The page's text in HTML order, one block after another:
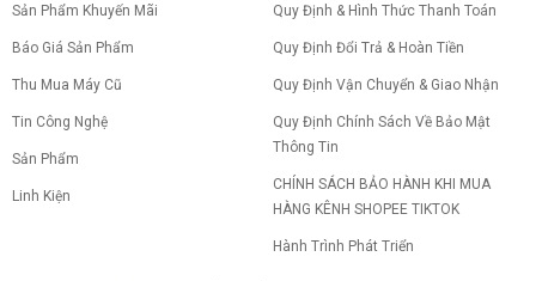
Sản Phẩm Khuyến Mãi
Báo Giá Sản Phẩm
Thu Mua Máy Cũ
Tin Công Nghệ
Sản Phẩm
Linh Kiện
Quy Định & Hình Thức Thanh Toán
Quy Định Đổi Trả & Hoàn Tiền
Quy Định Vận Chuyển & Giao Nhận
Quy Định Chính Sách Về Bảo Mật
Thông Tin
CHÍNH SÁCH BẢO HÀNH KHI MUA
HÀNG KÊNH SHOPEE TIKTOK
Hành Trình Phát Triển